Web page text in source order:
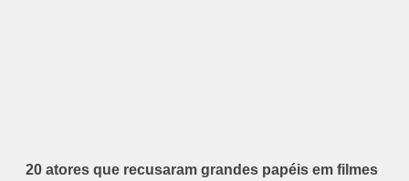
20 atores que recusaram grandes papéis em filmes